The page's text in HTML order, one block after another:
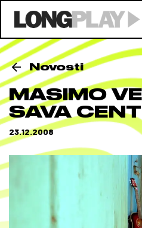
Novosti
MASIMO
SAVA
23.12.2008